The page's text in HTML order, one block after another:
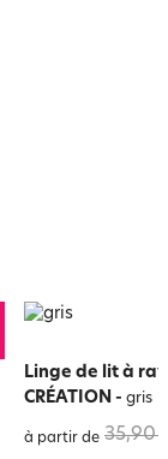
Linge de lit à
CRÉATION - gris
à partir de 35,90